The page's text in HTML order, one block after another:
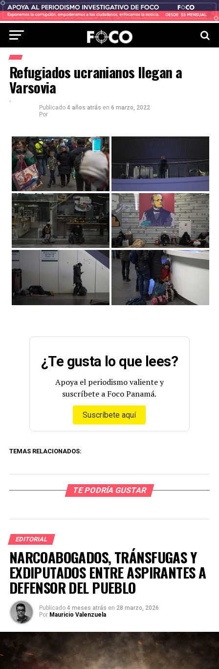
Refugiados ucranianos llegan a
Varsovia
Publicado 4 años atrás en 6 marzo, 2022
Por
¿Te gusta lo que lees?
Apoya el periodismo valiente y
suscríbete a Foco Panamá.
Suscríbete aquí
TEMAS RELACIONADOS:
TE PODRÍA GUSTAR
EDITORIAL
NARCOABOGADOS, TRÁNSFUGAS Y
EXDIPUTADOS ENTRE ASPIRANTES A
DEFENSOR DEL PUEBLO
Publicado 4 meses atrás en 28 marzo, 2026
Por Mauricio Valenzuela